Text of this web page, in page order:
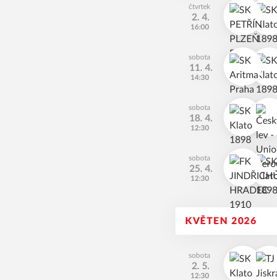
čtvrtek
2. 4.
16:00
sobota
11. 4.
14:30
sobota
18. 4.
12:30
sobota
25. 4.
12:30
KVĚTEN 2026
sobota
2. 5.
12:30